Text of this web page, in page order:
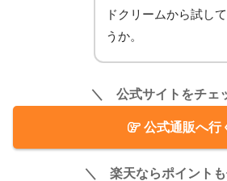
ドクリームから試し
うか。
＼ 公式サイトをチェ
公式通販へ行
＼ 楽天ならポイント